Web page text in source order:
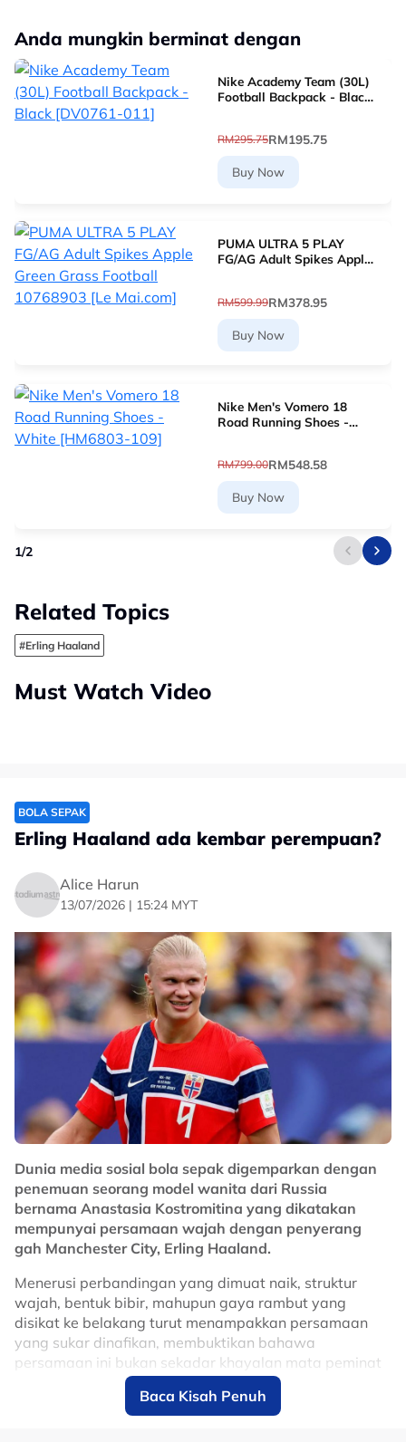
Anda mungkin berminat dengan
Nike Academy Team (30L)
Football Backpack - Black
RM295.75RM195.75
Buy Now
PUMA ULTRA 5 PLAY
FG/AG Adult Spikes Apple
RM599.99RM378.95
Buy Now
Nike Men's Vomero 18
Road Running Shoes -
RM799.00RM548.58
Buy Now
1/2
Related Topics
#Erling Haaland
Must Watch Video
BOLA SEPAK
Erling Haaland ada kembar perempuan?
Alice Harun
13/07/2026 | 15:24 MYT
Dunia media sosial bola sepak digemparkan dengan
penemuan seorang model wanita dari Russia
bernama Anastasia Kostromitina yang dikatakan
mempunyai persamaan wajah dengan penyerang
gah Manchester City, Erling Haaland.
Menerusi perbandingan yang dimuat naik, struktur
wajah, bentuk bibir, mahupun gaya rambut yang
disikat ke belakang turut menampakkan persamaan
yang sukar dinafikan, membuktikan bahawa
persamaan ini bukan sekadar khayalan mata peminat
Sesetengah peminat malah mendakwa jika kedua-dua
Baca Kisah Penuh